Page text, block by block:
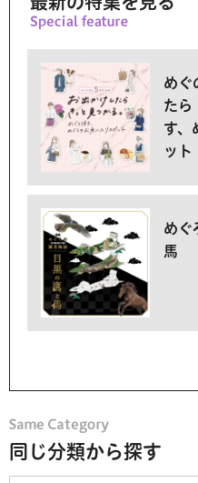
めぐ
たら
す、
ット
めぐ
馬
同じ分類から探す